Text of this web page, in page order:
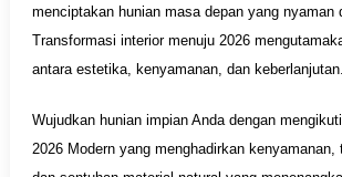
menciptakan hunian masa depan yang nyaman
Transformasi interior menuju 2026
antara estetika, kenyamanan, dan keberlanjutan.
Wujudkan hunian impian Anda dengan
2026 Modern yang menghadirkan kenyamanan,